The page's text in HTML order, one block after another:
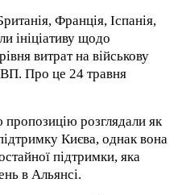
Франція, Іспанія,
ініціативу щодо
витрат на військову
Про це 24 травня
розглядали як
Києва, однак вона
підтримки, яка
в Альянсі.